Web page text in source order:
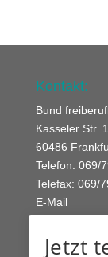
Kontakt:
Bund
Kasseler Str.
60486
Telefon: 069/
Telefax: 069/
E-Mail
Jetzt